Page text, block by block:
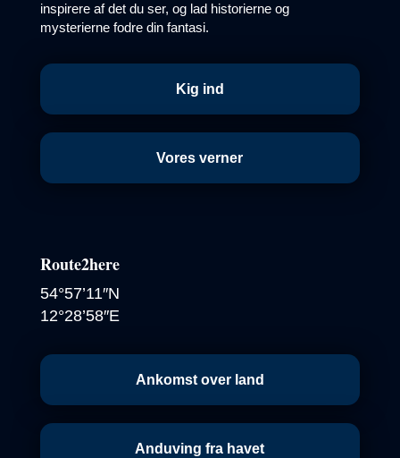
inspirere af det du ser, og lad historierne og
mysterierne fodre din fantasi.
Kig ind
Vores verner
Route2here
54°57’11″N
12°28’58″E
Ankomst over land
Anduving fra havet